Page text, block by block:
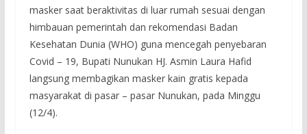
masker saat beraktivitas di luar rumah sesuai dengan
himbauan pemerintah dan rekomendasi Badan
Kesehatan Dunia (WHO) guna mencegah penyebaran
Covid – 19, Bupati Nunukan HJ. Asmin Laura Hafid
langsung membagikan masker kain gratis kepada
masyarakat di pasar – pasar Nunukan, pada Minggu
(12/4).